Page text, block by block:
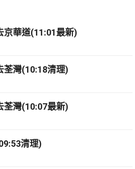
京華道(11:01最新)
荃灣(10:18清理)
荃灣(10:07最新)
清理)